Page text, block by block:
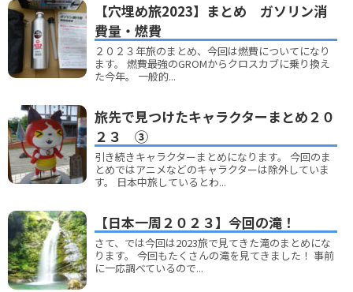
【穴埋め旅2023】まとめ ガソリン消
費量・燃費
２０２３年旅のまとめ、今回は燃費についてになり
ます。 燃費最強のGROMからクロスカブに乗り換え
た今年。 一般的...
旅先で見つけたキャラクターまとめ２０
２３ ③
引き続きキャラクターまとめになります。 今回のま
とめではアニメなどのキャラクターは除外していま
す。 日本中旅しているとわ...
【日本一周２０２３】今回の滝！
さて、では今回は2023旅で見てきた滝のまとめにな
ります。 今回もたくさんの滝を見てきました！ 事前
に一応調べているので...